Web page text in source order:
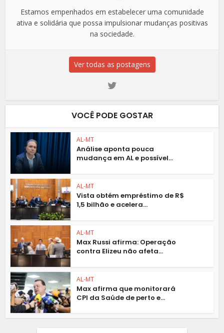
Estamos empenhados em estabelecer uma comunidade
ativa e solidária que possa impulsionar mudanças positivas
na sociedade.
Ver todas as postagens
VOCÊ PODE GOSTAR
AL-MT
Análise aponta pouca
mudança em AL e possível...
AL-MT
Vista obtém empréstimo de R$
1,5 bilhão e acelera...
AL-MT
Max Russi afirma: Operação
contra Elizeu não afeta...
AL-MT
Max afirma que monitorará
CPI da Saúde de perto e...